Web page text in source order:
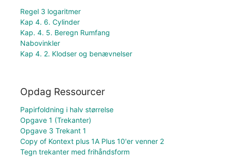
Regel 3 logaritmer
Kap 4. 6. Cylinder
Kap. 4. 5. Beregn Rumfang
Nabovinkler
Kap 4. 2. Klodser og benævnelser
Opdag Ressourcer
Papirfoldning i halv størrelse
Opgave 1 (Trekanter)
Opgave 3 Trekant 1
Copy of Kontext plus 1A Plus 10'er venner 2
Tegn trekanter med frihåndsform